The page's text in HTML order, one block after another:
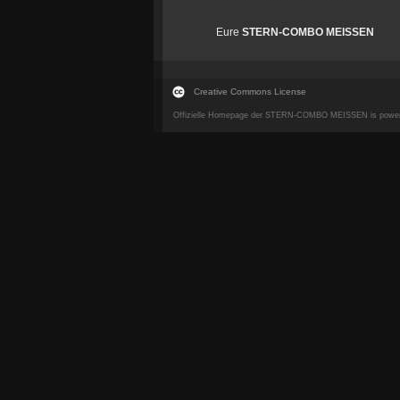
Eure STERN-COMBO MEISSEN
Creative Commons License
Offizielle Homepage der STERN-COMBO MEISSEN is